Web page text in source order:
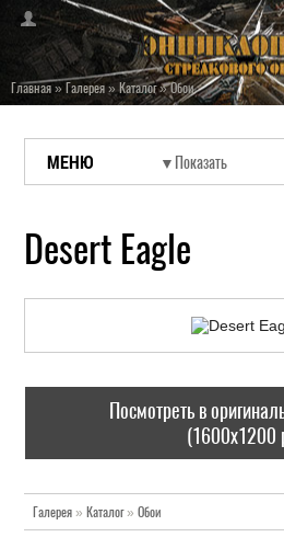
Главная»Галерея»Каталог»Обои
МЕНЮ
Desert Eagle
Посмотреть в
(1600x1200
Галерея » Каталог» Обои